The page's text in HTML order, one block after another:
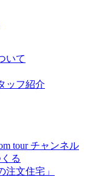
いて
ッフ紹介
tour チャンネル
くる
注文住宅」